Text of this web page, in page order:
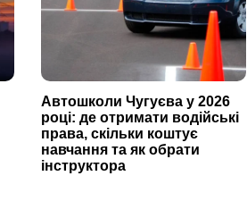
Автошколи Чугуєва у 2026
році: де отримати водійські
права, скільки коштує
навчання та як обрати
інструктора